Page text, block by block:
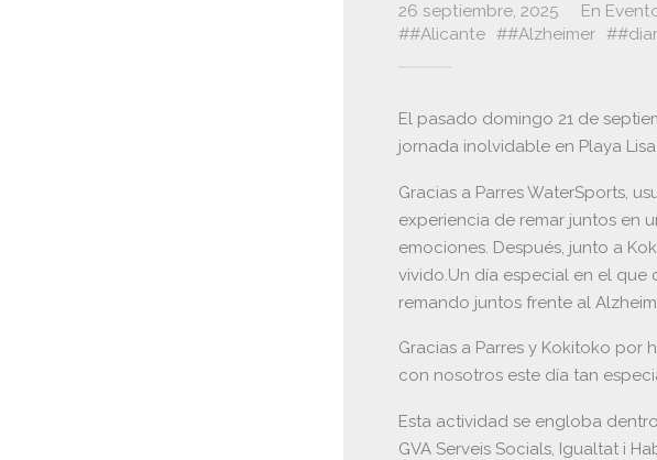
26 septiembre, 2025 En
#Alicante
#Alzheimer
El pasado domingo 21 de
jornada inolvidable en Playa
Gracias a Parres WaterSports,
experiencia de remar juntos en
emociones. Después, junto a
vivido.Un día especial en el que
remando juntos frente al
Gracias a Parres y Kokitoko por
con nosotros este día tan
Esta actividad se engloba
GVA Serveis Socials, Igualtat i